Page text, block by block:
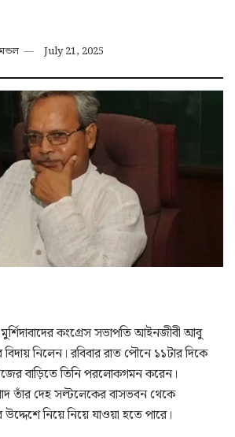
July 21, 2025
মুর্শিদাবাদের কংগ্রেস সভাপতি আইনজীবী আবু
নিলেন। রবিবার রাত পৌনে ১১টার দিকে
বাড়িতে তিনি পরলোকগমন করেন।
তাঁর দেহ সল্টলেকের বাসভবন থেকে
নিয়ে নিয়ে যাওয়া হতে পারে।